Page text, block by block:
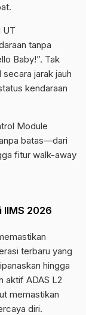
UT
tanpa
Baby!”. Tak
jarak jauh
kendaraan
Module
batas—dari
fitur walk-away
IIMS 2026
terbaru yang
hingga
aktif ADAS L2
memastikan
diri.